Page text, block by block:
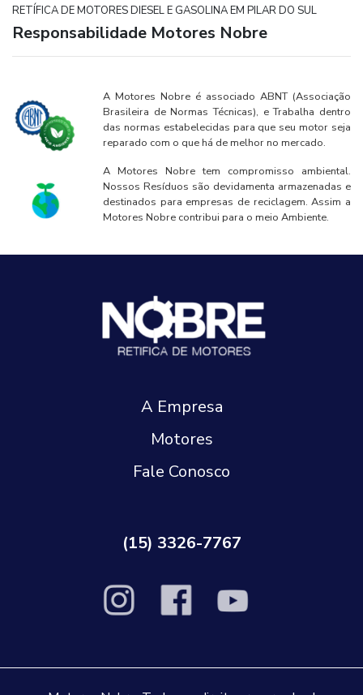
RETÍFICA DE MOTORES DIESEL E GASOLINA EM PILAR DO SUL
Responsabilidade Motores Nobre
A Motores Nobre é associado ABNT (Associação
Brasileira de Normas Técnicas), e Trabalha dentro
das normas estabelecidas para que seu motor seja
reparado com o que há de melhor no mercado.
A Motores Nobre tem compromisso ambiental.
Nossos Resíduos são devidamenta armazenadas e
destinados para empresas de reciclagem. Assim a
Motores Nobre contribui para o meio Ambiente.
A Empresa
Motores
Fale Conosco
(15) 3326-7767